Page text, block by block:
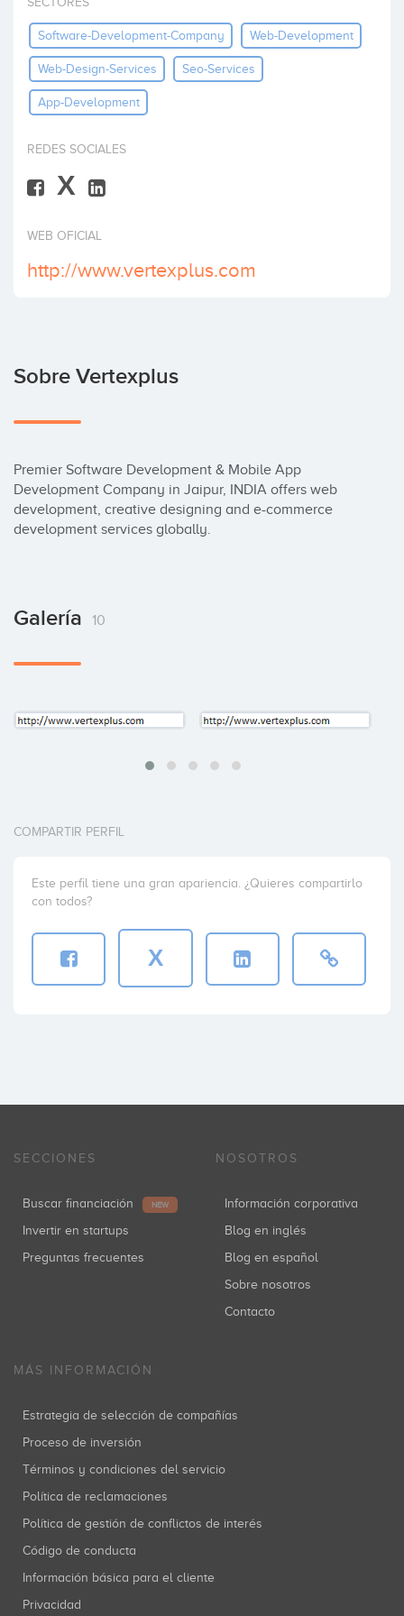
Software-Development-Company Web-Development
Web-Design-Services Seo-Services
App-Development
REDES SOCIALES
X
WEB OFICIAL
http://www.vertexplus.com
Sobre Vertexplus
Premier Software Development & Mobile App
Development Company in Jaipur, INDIA offers web
development, creative designing and e-commerce
development services globally.
Galería 10
COMPARTIR PERFIL
Este perfil tiene una gran apariencia. ¿Quieres compartirlo
con todos?
X
SECCIONES
Buscar financiación NEW
Invertir en startups
Preguntas frecuentes
NOSOTROS
Información corporativa
Blog en inglés
Blog en español
Sobre nosotros
Contacto
MÁS INFORMACIÓN
Estrategia de selección de compañías
Proceso de inversión
Términos y condiciones del servicio
Política de reclamaciones
Política de gestión de conflictos de interés
Código de conducta
Información básica para el cliente
Privacidad